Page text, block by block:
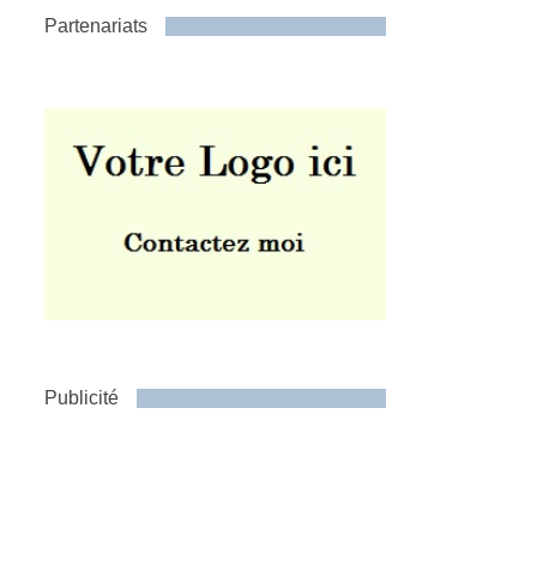
Partenariats
Publicité